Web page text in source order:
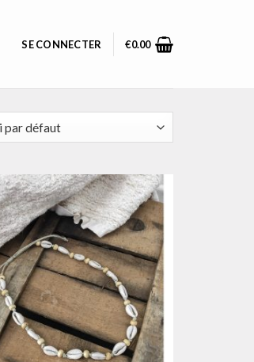
SE CONNECTER €0.00